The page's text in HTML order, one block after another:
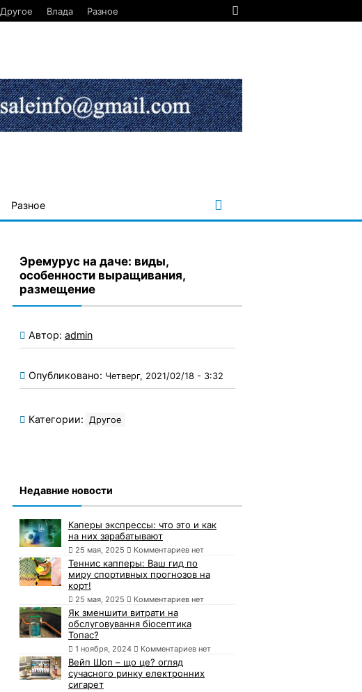
Другое Влада Разное
Разное
Эремурус на даче: виды,
особенности выращивания,
размещение
Автор: admin
Опубликовано: Четверг, 2021/02/18 - 3:32
Категории: Другое
Недавние новости
Каперы экспрессы: что это и как
на них зарабатывают
25 мая, 2025 Комментариев нет
Теннис капперы: Ваш гид по
миру спортивных прогнозов на
корт!
25 мая, 2025 Комментариев нет
Як зменшити витрати на
обслуговування біосептика
Топас?
1 ноября, 2024 Комментариев нет
Вейп Шоп – що це? огляд
сучасного ринку електронних
сигарет